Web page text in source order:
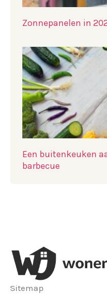
Zonnepanelen in
Een buitenkeuken
barbecue
Sitemap